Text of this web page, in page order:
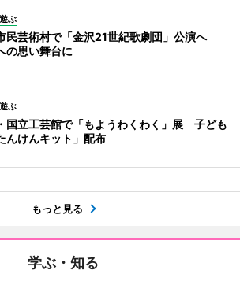
ぶ
民芸術村で「金沢21世紀歌劇団」公演へ
の思い舞台に
ぶ
国立工芸館で「もようわくわく」展 子ども
んけんキット」配布
もっと見る
学ぶ・知る